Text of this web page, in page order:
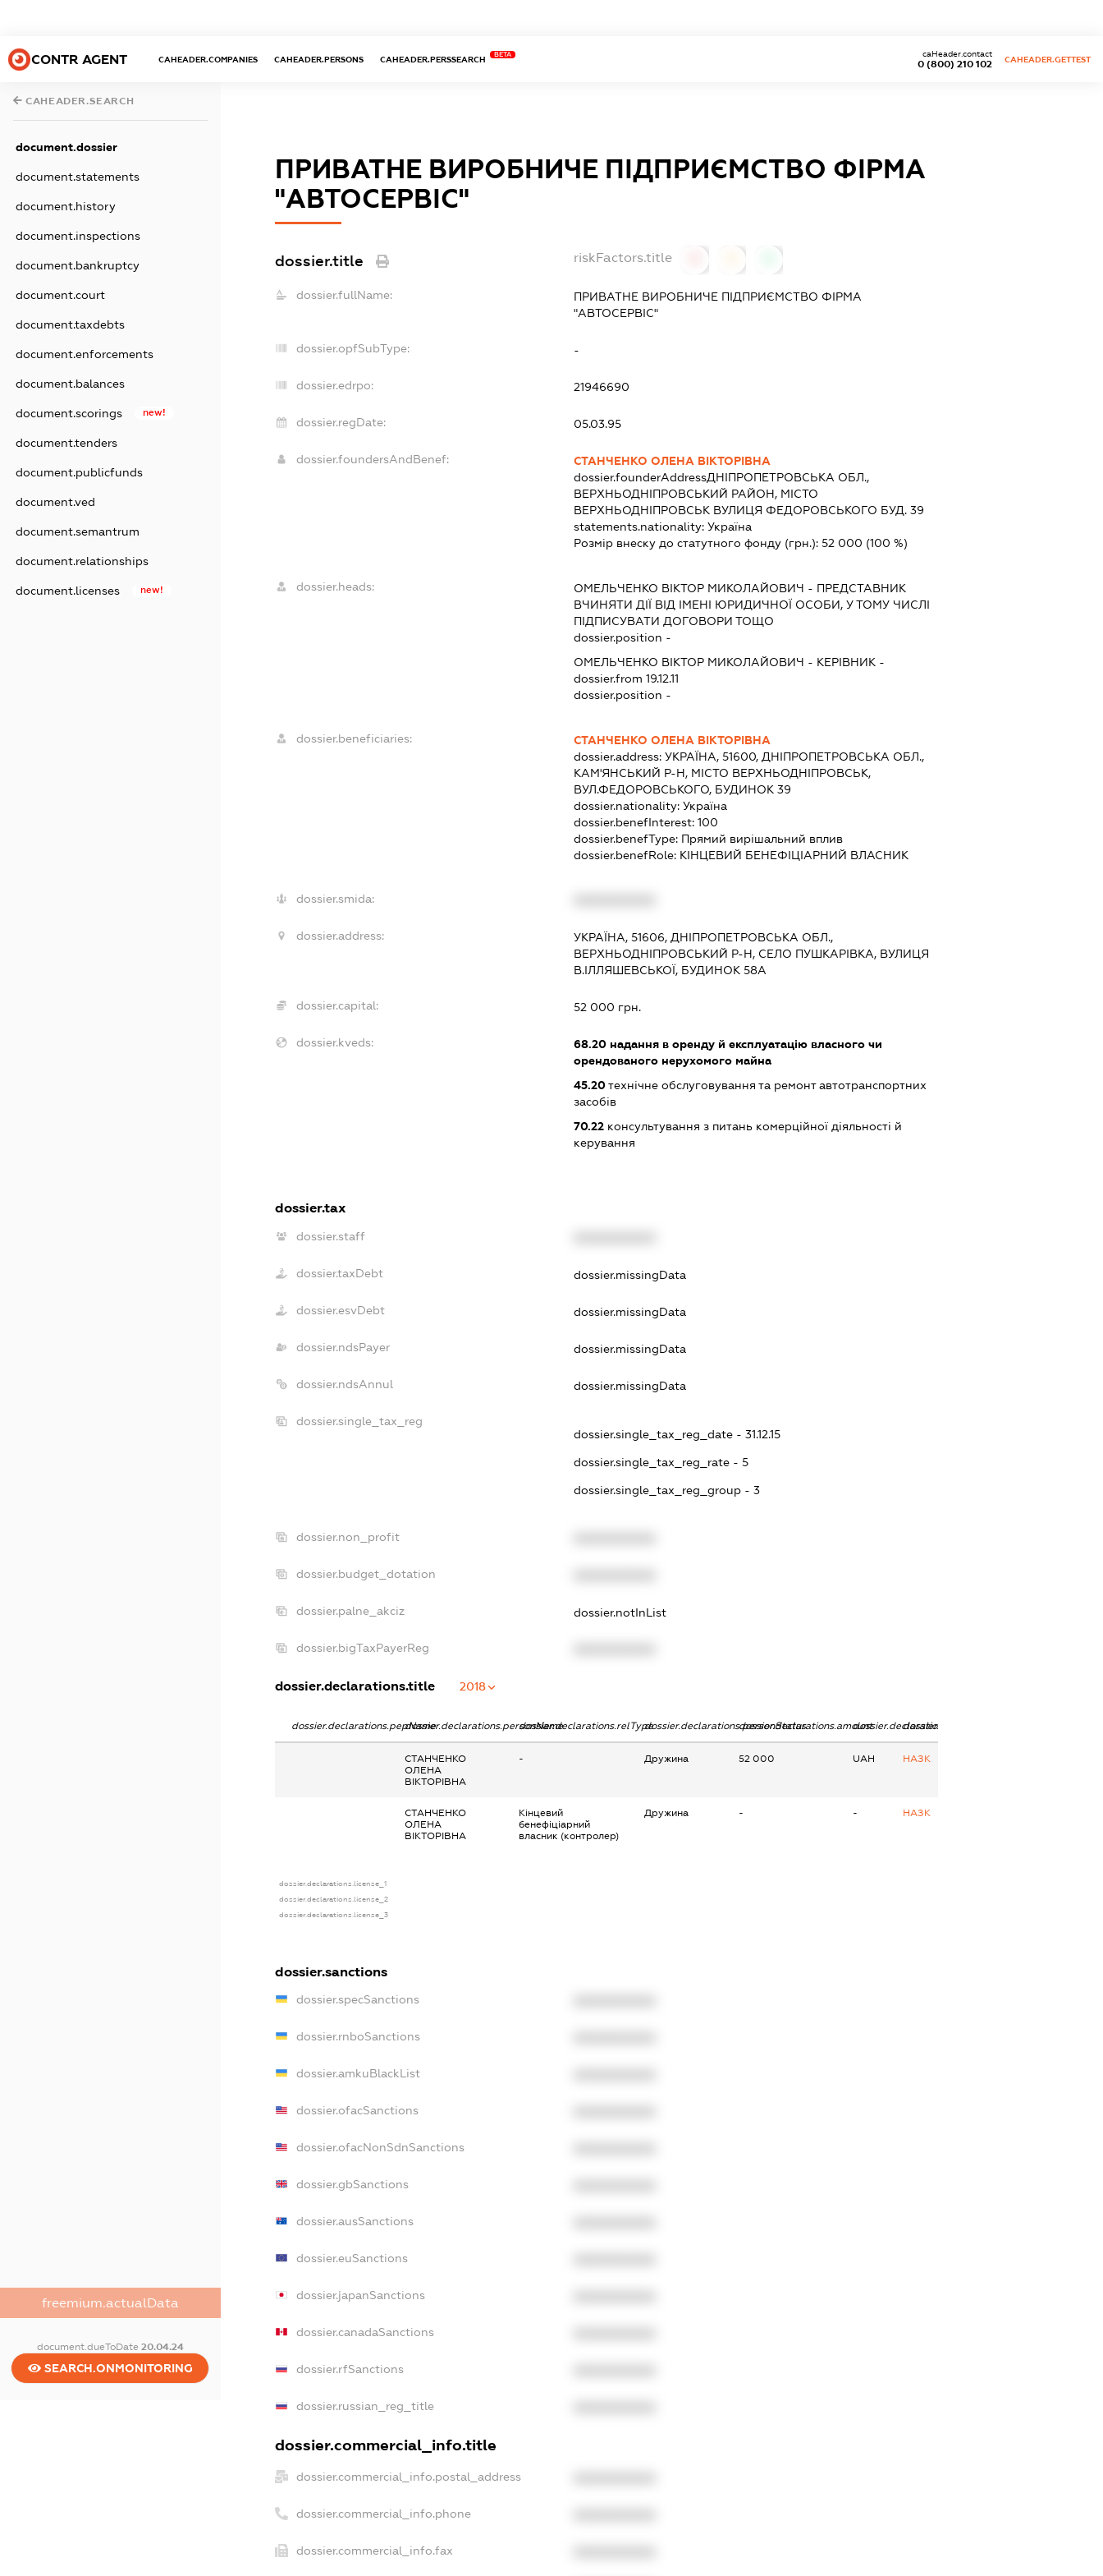
CONTR AGENT CAHEADER.COMPANIES CAHEADER.PERSONS CAHEADER.PERSSEARCH
BETA
0 (800) 210 102
caHeader.contact
CAHEADER.GETTEST
CAHEADER.SEARCH
document.dossier
document.statements
document.history
document.inspections
document.bankruptcy
document.court
document.taxdebts
document.enforcements
document.balances
document.scorings new!
document.tenders
document.publicfunds
document.ved
document.semantrum
document.relationships
document.licenses new!
freemium.actualData
document.dueToDate 20.04.24
SEARCH.ONMONITORING
ПРИВАТНЕ ВИРОБНИЧЕ ПІДПРИЄМСТВО ФІРМА
"АВТОСЕРВІС"
dossier.title riskFactors.title
dossier.fullName:
ПРИВАТНЕ ВИРОБНИЧЕ ПІДПРИЄМСТВО ФІРМА
"АВТОСЕРВІС"
dossier.opfSubType: -
dossier.edrpo: 21946690
dossier.regDate: 05.03.95
dossier.foundersAndBenef:
СТАНЧЕНКО ОЛЕНА ВІКТОРІВНА
dossier.founderAddressДНІПРОПЕТРОВСЬКА ОБЛ.,
ВЕРХНЬОДНІПРОВСЬКИЙ РАЙОН, МІСТО
ВЕРХНЬОДНІПРОВСЬК ВУЛИЦЯ ФЕДОРОВСЬКОГО БУД. 39
statements.nationality: Україна
Розмір внеску до статутного фонду (грн.): 52 000 (100 %)
dossier.heads: ОМЕЛЬЧЕНКО ВІКТОР МИКОЛАЙОВИЧ - ПРЕДСТАВНИК
ВЧИНЯТИ ДІЇ ВІД ІМЕНІ ЮРИДИЧНОЇ ОСОБИ, У ТОМУ ЧИСЛІ
ПІДПИСУВАТИ ДОГОВОРИ ТОЩО
dossier.position -
ОМЕЛЬЧЕНКО ВІКТОР МИКОЛАЙОВИЧ - КЕРІВНИК-
dossier.from 19.12.11
dossier.position -
dossier.beneficiaries:
СТАНЧЕНКО ОЛЕНА ВІКТОРІВНА
dossier.address: УКРАЇНА, 51600, ДНІПРОПЕТРОВСЬКА ОБЛ.,
КАМ'ЯНСЬКИЙ Р-Н, МІСТО ВЕРХНЬОДНІПРОВСЬК,
ВУЛ.ФЕДОРОВСЬКОГО, БУДИНОК 39
dossier.nationality: Україна
dossier.benefInterest: 100
dossier.benefType: Прямий вирішальний вплив
dossier.benefRole: КІНЦЕВИЙ БЕНЕФІЦІАРНИЙ ВЛАСНИК
dossier.smida:
dossier.address:
УКРАЇНА, 51606, ДНІПРОПЕТРОВСЬКА ОБЛ.,
ВЕРХНЬОДНІПРОВСЬКИЙ Р-Н, СЕЛО ПУШКАРІВКА, ВУЛИЦЯ
В.ІЛЛЯШЕВСЬКОЇ, БУДИНОК 58А
dossier.capital: 52 000 грн.
dossier.kveds: 68.20надання в оренду й експлуатацію власного чи
орендованого нерухомого майна
45.20технічне обслуговування та ремонт автотранспортних
засобів
70.22консультування з питань комерційної діяльності й
керування
dossier.tax
dossier.staff
dossier.taxDebt dossier.missingData
dossier.esvDebt dossier.missingData
dossier.ndsPayer dossier.missingData
dossier.ndsAnnul dossier.missingData
dossier.single_tax_reg
dossier.single_tax_reg_date - 31.12.15
dossier.single_tax_reg_rate - 5
dossier.single_tax_reg_group - 3
dossier.non_profit
dossier.budget_dotation
dossier.palne_akciz dossier.notInList
dossier.bigTaxPayerReg
dossier.declarations.title 2018
dossier.declarations.pepNamedossier.declarations.personNamedossier.declarations.relTypedossier.declarations.personStatusdossier.declarations.amountdossier.declarations.currency
dossier.declarations.source
СТАНЧЕНКО
ОЛЕНА
ВІКТОРІВНА
- Дружина 52 000 UAH НАЗК
СТАНЧЕНКО
ОЛЕНА
ВІКТОРІВНА
Кінцевий
бенефіціарний
власник (контролер)
Дружина - - НАЗК
dossier.declarations.license_1
dossier.declarations.license_2
dossier.declarations.license_3
dossier.sanctions
dossier.specSanctions
dossier.rnboSanctions
dossier.amkuBlackList
dossier.ofacSanctions
dossier.ofacNonSdnSanctions
dossier.gbSanctions
dossier.ausSanctions
dossier.euSanctions
dossier.japanSanctions
dossier.canadaSanctions
dossier.rfSanctions
dossier.russian_reg_title
dossier.commercial_info.title
dossier.commercial_info.postal_address
dossier.commercial_info.phone
dossier.commercial_info.fax